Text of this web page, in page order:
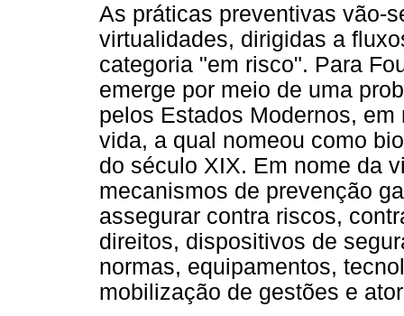
As práticas preventivas vão-
virtualidades, dirigidas a
categoria "em risco". Para
emerge por meio de uma
pelos Estados Modernos,
vida, a qual nomeou como
do século XIX. Em nome da
mecanismos de prevenção
assegurar contra riscos,
direitos, dispositivos de
normas, equipamentos,
mobilização de gestões e